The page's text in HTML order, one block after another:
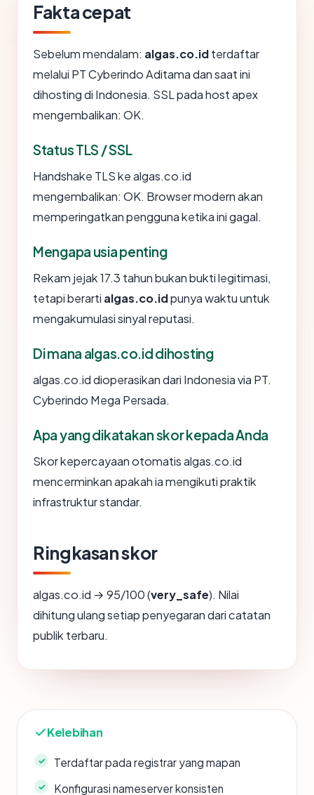
Fakta cepat
Sebelum mendalam: algas.co.idterdaftar
melalui PT Cyberindo Aditama dan saat ini
dihosting di Indonesia. SSL pada host apex
mengembalikan: OK.
Status TLS / SSL
Handshake TLS ke algas.co.id
mengembalikan: OK. Browser modern akan
memperingatkan pengguna ketika ini gagal.
Mengapa usia penting
Rekam jejak 17.3 tahun bukan bukti legitimasi,
tetapi berarti algas.co.idpunya waktu untuk
mengakumulasi sinyal reputasi.
Di mana algas.co.id dihosting
algas.co.id dioperasikan dari Indonesia via PT.
Cyberindo Mega Persada.
Apa yang dikatakan skor kepada Anda
Skor kepercayaan otomatis algas.co.id
mencerminkan apakah ia mengikuti praktik
infrastruktur standar.
Ringkasan skor
algas.co.id → 95/100 (very_safe). Nilai
dihitung ulang setiap penyegaran dari catatan
publik terbaru.
Kelebihan
Terdaftar pada registrar yang mapan
Konfigurasi nameserver konsisten